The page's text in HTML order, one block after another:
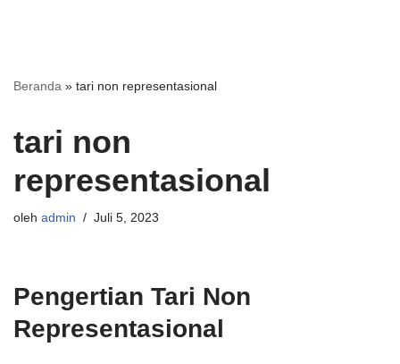
Beranda » tari non representasional
tari non
representasional
oleh admin Juli 5, 2023
Pengertian Tari Non
Representasional